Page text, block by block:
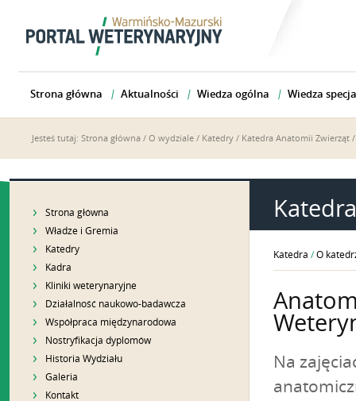
Strona główna Aktualności Wiedza ogólna Wiedza
Jesteś tutaj: Strona główna / O wydziale / Katedry / Katedra Anatomii Zwierząt
Strona główna
Władze i Gremia
Katedry
Kadra
Kliniki weterynaryjne
Działalność naukowo-badawcza
Współpraca międzynarodowa
Nostryfikacja dyplomów
Historia Wydziału
Galeria
Kontakt
Katedra / O
Na